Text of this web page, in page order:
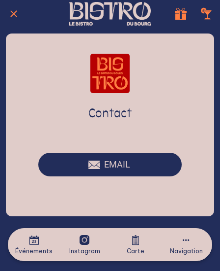
Contact
EMAIL
Événements Instagram Carte Navigation